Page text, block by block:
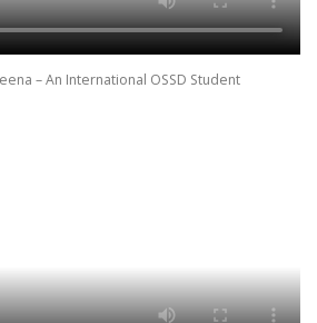
– An International OSSD Student